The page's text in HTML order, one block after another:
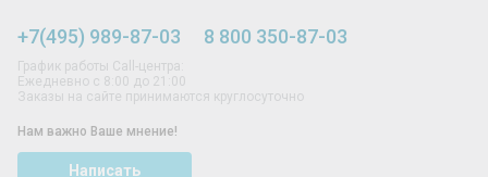
+7(495) 989-87-03 8 800 350-87-03
График работы Call-центра:
Ежедневно с 8:00 до 21:00
Заказы на сайте принимаются круглосуточно
Нам важно Ваше мнение!
Написать